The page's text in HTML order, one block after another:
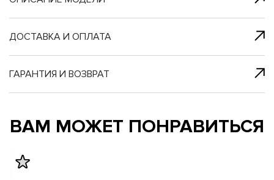
клик
и в
наш
ДОСТАВКА И ОПЛАТА
ГАРАНТИЯ И ВОЗВРАТ
ВАМ МОЖЕТ ПОНРАВИТЬСЯ
с нами
и в
наш